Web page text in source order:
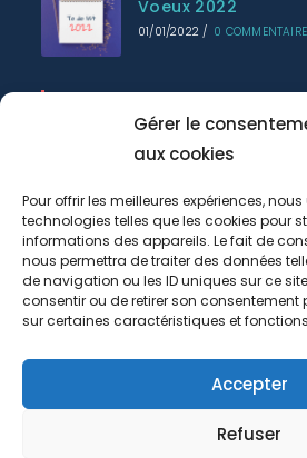
Gérer le
aux cookies
Pour offrir les meilleures expériences,
technologies telles que les cookies pour
informations des appareils. Le fait de
nous permettra de traiter des données
de navigation ou les ID uniques sur ce
consentir ou de retirer son consentement
sur certaines caractéristiques et
Accepter
Refuser
Voeux 2022
01/01/2022 / 0 COMMENTAIRE
INFORMATIONS
Book
Actualités
Contact
We use cookies on our website to
relevant experience by
and repeat visits. By clicking